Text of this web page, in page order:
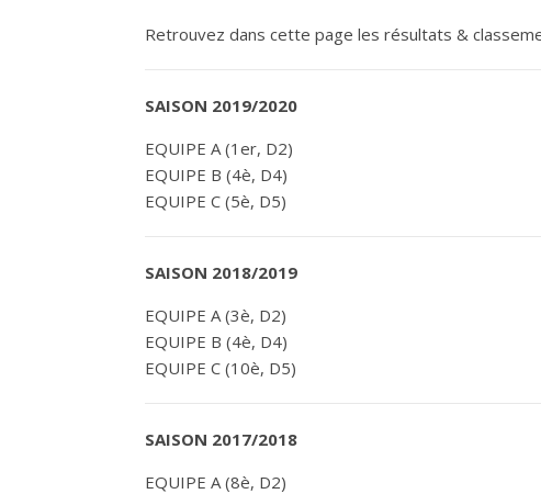
Retrouvez dans cette page les résultats &
SAISON 2019/2020
EQUIPE A (1er, D2)
EQUIPE B (4è, D4)
EQUIPE C (5è, D5)
SAISON 2018/2019
EQUIPE A (3è, D2)
EQUIPE B (4è, D4)
EQUIPE C (10è, D5)
SAISON 2017/2018
EQUIPE A (8è, D2)